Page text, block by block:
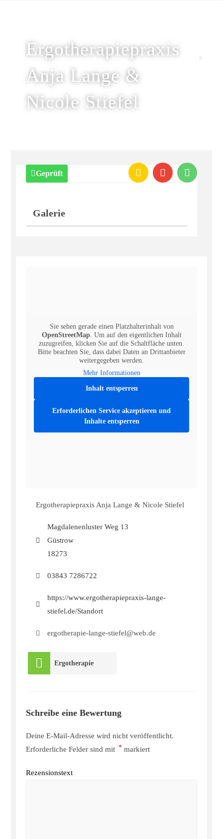
Ergotherapiepraxis
Anja Lange &
Nicole Stiefel
Geprüft
Galerie
Sie sehen gerade einen Platzhalterinhalt von
OpenStreetMap. Um auf den eigentlichen Inhalt
zuzugreifen, klicken Sie auf die Schaltfläche unten.
Bitte beachten Sie, dass dabei Daten an Drittanbieter
weitergegeben werden.
Mehr Informationen
Inhalt entsperren
Erforderlichen Service akzeptieren und
Inhalte entsperren
Ergotherapiepraxis Anja Lange & Nicole Stiefel
Magdalenenluster Weg 13
Güstrow
18273
03843 7286722
https://www.ergotherapiepraxis-lange-
stiefel.de/Standort
ergotherapie-lange-stiefel@web.de
Ergotherapie
Schreibe eine Bewertung
Deine E-Mail-Adresse wird nicht veröffentlicht.
Erforderliche Felder sind mit * markiert
Rezensionstext